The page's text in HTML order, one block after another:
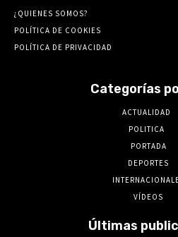
¿QUIENES SOMOS?
POLÍTICA DE COOKIES
POLÍTICA DE PRIVACIDAD
Categorías
ACTUALIDAD
POLITICA
PORTADA
DEPORTES
VÍDEOS
Últimas